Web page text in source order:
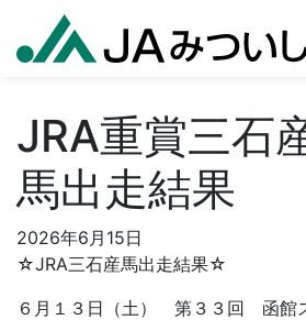
JRA重賞三石
馬出走結果
2026年6月15日
☆JRA三石産馬出走結果☆
６月１３日（土） 第３３回 函館